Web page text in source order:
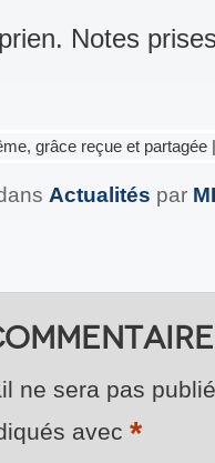
Notes
Actualités par
ne sera pas
avec *